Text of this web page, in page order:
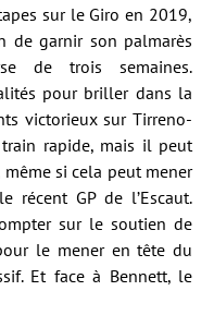
sur le Giro en 2019,
de garnir son palmarès
de trois semaines.
pour briller dans la
victorieux sur Tirreno-
rapide, mais il peut
si cela peut mener
récent GP de l’Escaut.
sur le soutien de
le mener en tête du
Et face à Bennett, le